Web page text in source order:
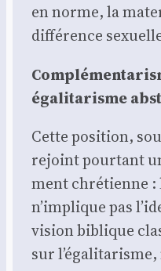
en norme, la
dif­fé­rence
éga­li­ta­risme
Cette posi­tion,
rejoint pour­tant
ment chré­tienne :
n’implique pas
vision biblique
sur